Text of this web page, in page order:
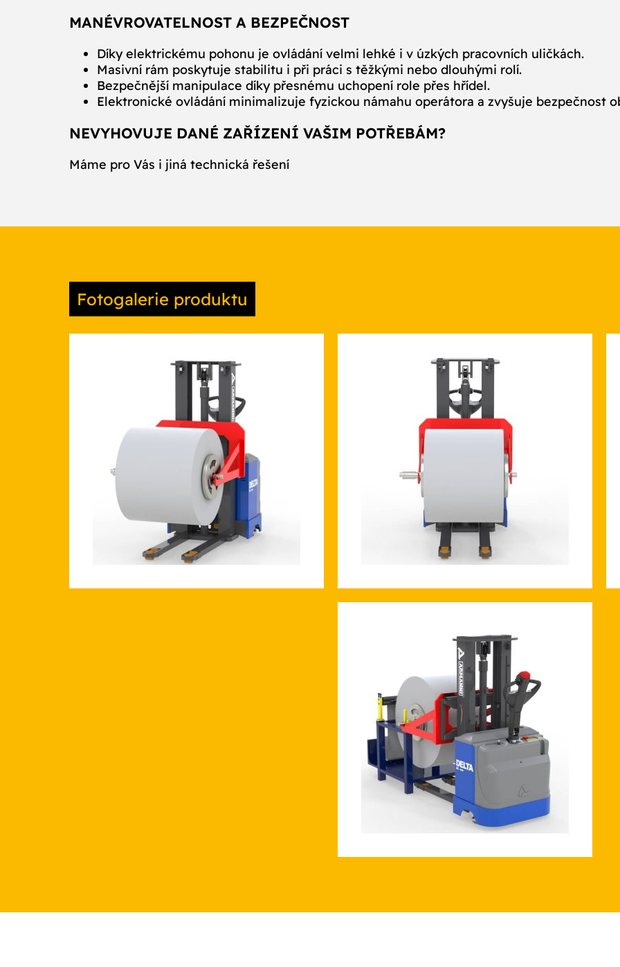
MANÉVROVATELNOST A BEZPEČNOST
Díky elektrickému pohonu je ovládání velmi lehké i v úzkých pracovních uličkách.
Masivní rám poskytuje stabilitu i při práci s těžkými nebo dlouhými rolí.
Bezpečnější manipulace díky přesnému uchopení role přes hřídel.
Elektronické ovládání minimalizuje fyzickou námahu operátora a zvyšuje bezpečnost
NEVYHOVUJE DANÉ ZAŘÍZENÍ VAŠIM POTŘEBÁM?
Máme pro Vás i jiná technická řešení
Fotogalerie produktu